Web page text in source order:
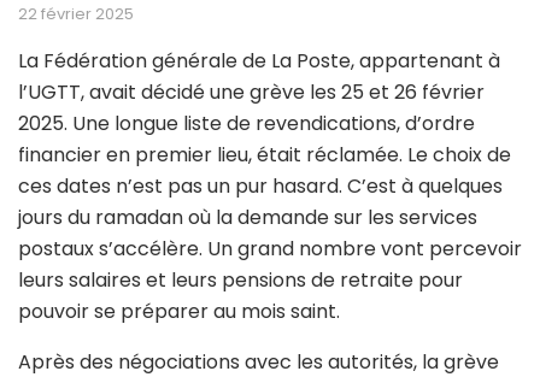
22 février 2025
La Fédération générale de La Poste, appartenant à
l’UGTT, avait décidé une grève les 25 et 26 février
2025. Une longue liste de revendications, d’ordre
financier en premier lieu, était réclamée. Le choix de
ces dates n’est pas un pur hasard. C’est à quelques
jours du ramadan où la demande sur les services
postaux s’accélère. Un grand nombre vont percevoir
leurs salaires et leurs pensions de retraite pour
pouvoir se préparer au mois saint.
Après des négociations avec les autorités, la grève